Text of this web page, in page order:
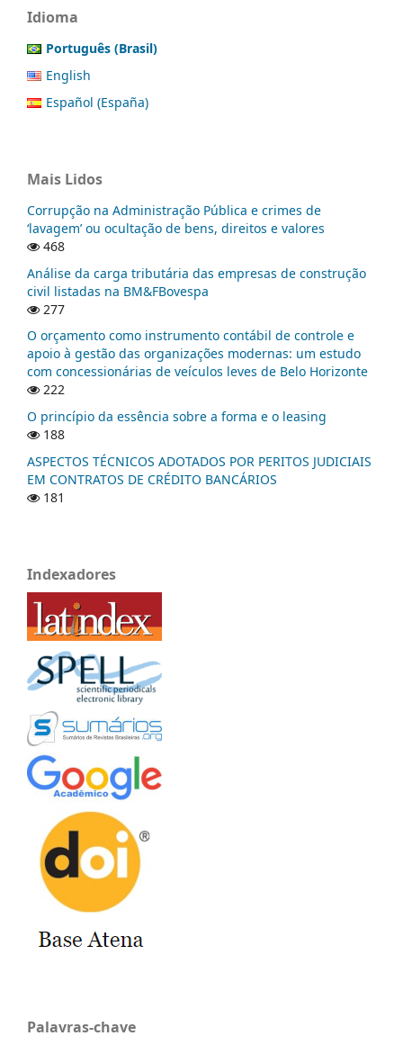
Idioma
Português (Brasil)
English
Español (España)
Mais Lidos
Corrupção na Administração Pública e crimes de
‘lavagem’ ou ocultação de bens, direitos e valores
468
Análise da carga tributária das empresas de construção
civil listadas na BM&FBovespa
277
O orçamento como instrumento contábil de controle e
apoio à gestão das organizações modernas: um estudo
com concessionárias de veículos leves de Belo Horizonte
222
O princípio da essência sobre a forma e o leasing
188
ASPECTOS TÉCNICOS ADOTADOS POR PERITOS JUDICIAIS
EM CONTRATOS DE CRÉDITO BANCÁRIOS
181
Indexadores
Palavras-chave